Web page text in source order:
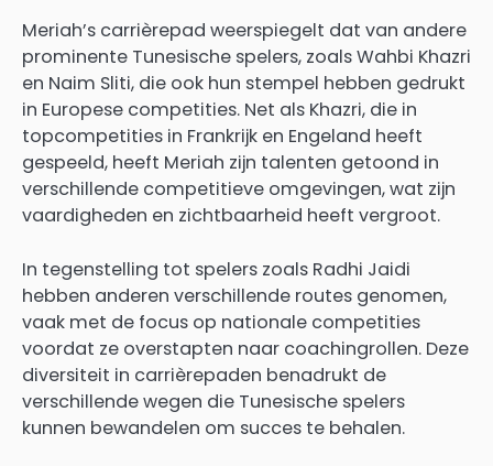
Meriah’s carrièrepad weerspiegelt dat van andere
prominente Tunesische spelers, zoals Wahbi Khazri
en Naim Sliti, die ook hun stempel hebben gedrukt
in Europese competities. Net als Khazri, die in
topcompetities in Frankrijk en Engeland heeft
gespeeld, heeft Meriah zijn talenten getoond in
verschillende competitieve omgevingen, wat zijn
vaardigheden en zichtbaarheid heeft vergroot.
In tegenstelling tot spelers zoals Radhi Jaidi
hebben anderen verschillende routes genomen,
vaak met de focus op nationale competities
voordat ze overstapten naar coachingrollen. Deze
diversiteit in carrièrepaden benadrukt de
verschillende wegen die Tunesische spelers
kunnen bewandelen om succes te behalen.